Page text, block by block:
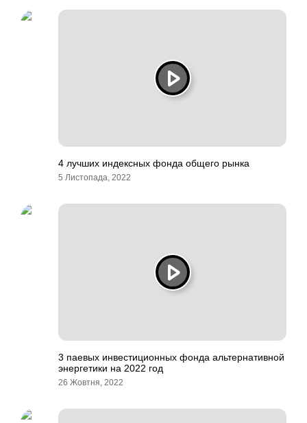
4 лучших индексных фонда общего рынка
5 Листопада, 2022
3 паевых инвестиционных фонда альтернативной
энергетики на 2022 год
26 Жовтня, 2022